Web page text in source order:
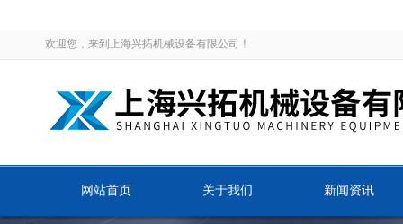
欢迎您，来到上海兴拓机械设备有限公司！
网站首页 关于我们 新闻资讯